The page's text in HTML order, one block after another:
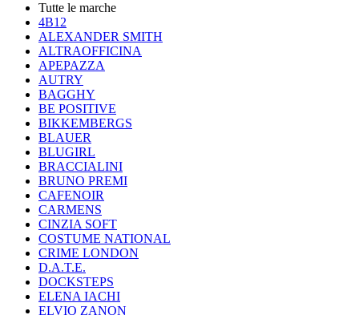
Tutte le marche
4B12
ALEXANDER SMITH
ALTRAOFFICINA
APEPAZZA
AUTRY
BAGGHY
BE POSITIVE
BIKKEMBERGS
BLAUER
BLUGIRL
BRACCIALINI
BRUNO PREMI
CAFENOIR
CARMENS
CINZIA SOFT
COSTUME NATIONAL
CRIME LONDON
D.A.T.E.
DOCKSTEPS
ELENA IACHI
ELVIO ZANON